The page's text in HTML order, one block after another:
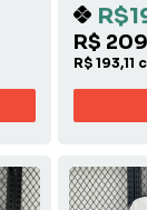
R$
R$ 193,11